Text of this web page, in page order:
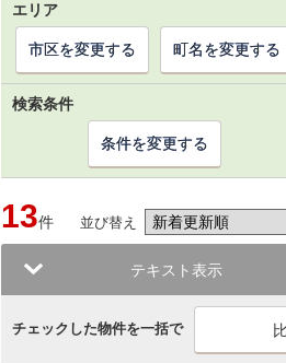
エリア
市区を変更する 町名を変更する
検索条件
条件を変更する
13件 並び替え
テキスト表示
チェックした物件を一括で